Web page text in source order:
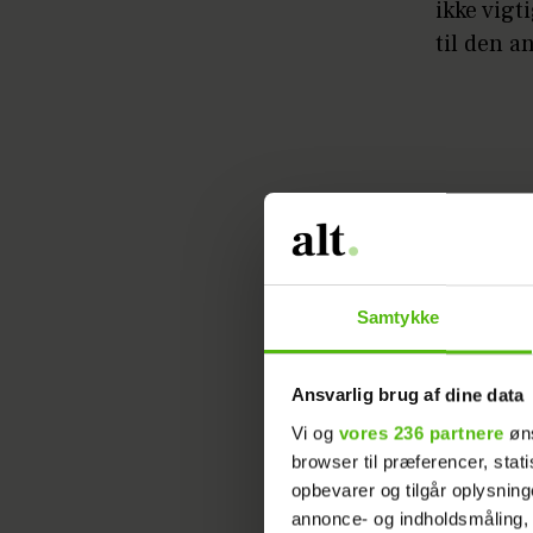
Samtykke
Ansvarlig brug af dine data
Vi og vores 236 partnere
browser til præferencer,
opbevarer og tilgår
annonce- og
ikke
til den
skal
skulle
to børn.
drømt
"Og